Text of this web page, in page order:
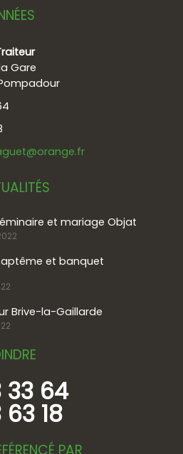
Gare
et mariage Objat
et banquet
Brive-la-Gaillarde
33 64
18
PAR